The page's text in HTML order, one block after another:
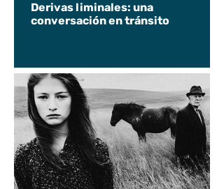
Derivas liminales: una
conversación en tránsito